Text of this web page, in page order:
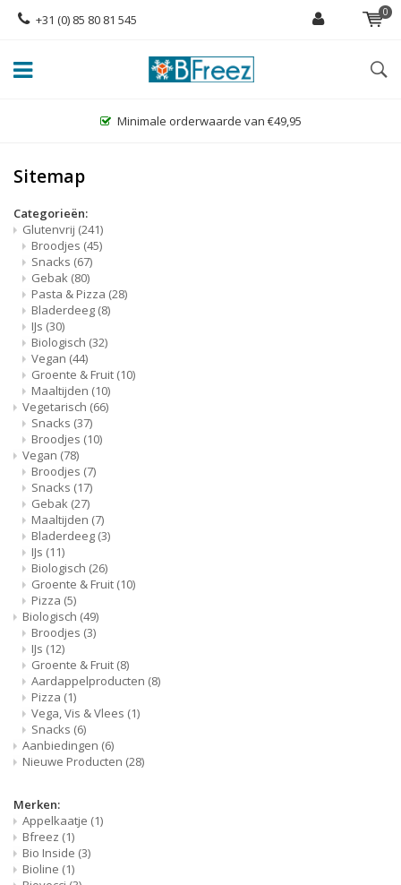
+31 (0) 85 80 81 545 0
Minimale orderwaarde van €49,95
Sitemap
Categorieën:
Glutenvrij (241)
Broodjes (45)
Snacks (67)
Gebak (80)
Pasta & Pizza (28)
Bladerdeeg (8)
IJs (30)
Biologisch (32)
Vegan (44)
Groente & Fruit (10)
Maaltijden (10)
Vegetarisch (66)
Snacks (37)
Broodjes (10)
Vegan (78)
Broodjes (7)
Snacks (17)
Gebak (27)
Maaltijden (7)
Bladerdeeg (3)
IJs (11)
Biologisch (26)
Groente & Fruit (10)
Pizza (5)
Biologisch (49)
Broodjes (3)
IJs (12)
Groente & Fruit (8)
Aardappelproducten (8)
Pizza (1)
Vega, Vis & Vlees (1)
Snacks (6)
Aanbiedingen (6)
Nieuwe Producten (28)
Merken:
Appelkaatje (1)
Bfreez (1)
Bio Inside (3)
Bioline (1)